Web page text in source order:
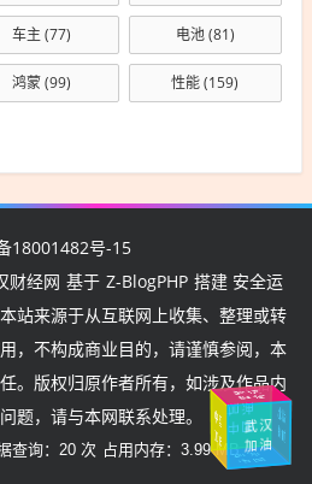
车主 (77) 电池(81)
鸿蒙(99) 性能(159)
18001482号-15
财经网 基于 Z-BlogPHP 搭建 安全运
来源于从互联网上收集、整理或转
，不构成商业目的，请谨慎参阅，本
。版权归原作者所有，如涉及作品内
题，请与本网联系处理。
查询：20 次 占用内存：3.99 MB
武汉
加油
中国
加油 湖
北
加
油
中
国
加
油
武汉
挺住
中国
加油